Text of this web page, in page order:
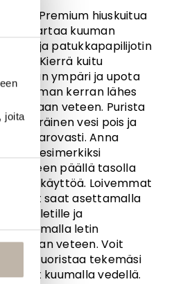
joita
KALVE Premium hiuskuitua
voi kihartaa kuuman
veden ja patukkapapilijotin
avulla. Kierrä kuitu
patukan ympäri ja upota
muutaman kerran lähes
kiehuvaan veteen. Purista
ylimääräinen vesi pois ja
avaa varovasti. Anna
kuivua esimerkiksi
pyyhkeen päällä tasolla
ennen käyttöä. Loivemmat
kiharat saat asettamalla
kuidun letille ja
upottamalla letin
kuumaan veteen. Voit
myös suoristaa tekemäsi
kiharat kuumalla vedellä.